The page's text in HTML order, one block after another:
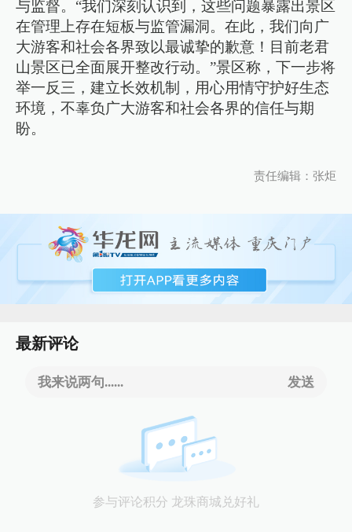
与监督。“我们深刻认识到，这些问题暴露出景区
在管理上存在短板与监管漏洞。在此，我们向广
大游客和社会各界致以最诚挚的歉意！目前老君
山景区已全面展开整改行动。”景区称，下一步将
举一反三，建立长效机制，用心用情守护好生态
环境，不辜负广大游客和社会各界的信任与期
盼。
责任编辑：张炬
最新评论
我来说两句...... 发送
参与评论积分 龙珠商城兑好礼